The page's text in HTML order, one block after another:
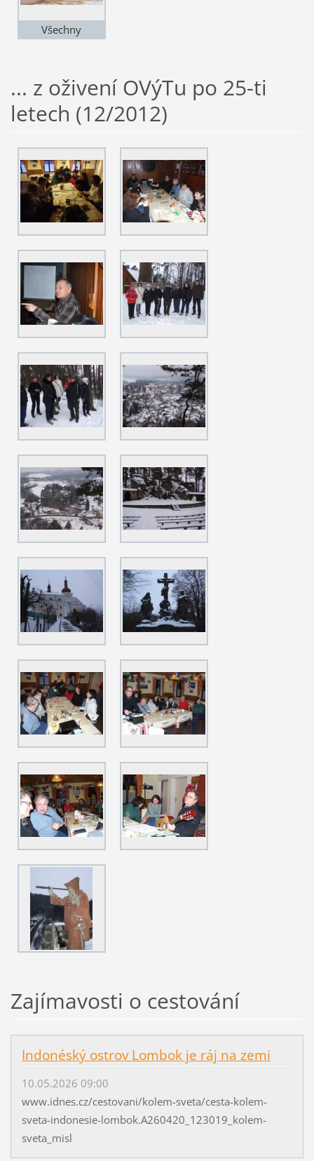
Všechny
sekci "Fotogalerie
2"
... z oživení OVýTu po 25-ti
letech (12/2012)
Zajímavosti o cestování
Indonéský ostrov Lombok je ráj na zemi
10.05.2026 09:00
www.idnes.cz/cestovani/kolem-sveta/cesta-kolem-
sveta-indonesie-lombok.A260420_123019_kolem-
sveta_misl